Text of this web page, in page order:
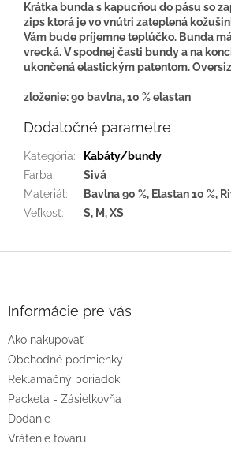
Krátka bunda s kapucňou do pásu so
zips ktorá je vo vnútri zateplená
Vám bude príjemne teplúčko. Bunda
vrecká. V spodnej časti bundy a na
ukončená elastickým patentom.
zloženie: 90 bavlna, 10 % elastan
Dodatočné parametre
Kategória:
Kabáty/bundy
Farba:
Sivá
Materiál:
Bavlna 90 %, Elastan 10 %,
Veľkosť: S, M, XS
e
Informácie pre vás
Ako nakupovať
Obchodné podmienky
Reklamačný poriadok
Packeta - Zásielkovňa
Dodanie
Vrátenie tovaru